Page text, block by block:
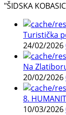
"ŠIDSKA
Turistička
24/02/2026
Na
20/02/2026
8.
10/03/2026